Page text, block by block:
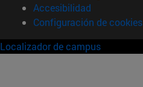
Accesibilidad
Configuración de cookies
Localizador de campus